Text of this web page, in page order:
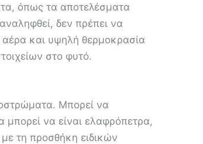
όπως τα αποτελέσματα
δεν πρέπει να
και υψηλή θερμοκρασία
στο φυτό.
Μπορεί να
μπορεί να είναι ελαφρόπετρα,
τη προσθήκη ειδικών